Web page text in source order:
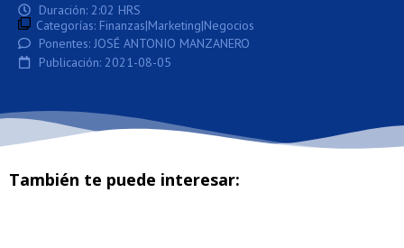
Duración: 2:02 HRS
Categorías: Finanzas|Marketing|Negocios
Ponentes: JOSÉ ANTONIO MANZANERO
Publicación: 2021-08-05
También te puede interesar: